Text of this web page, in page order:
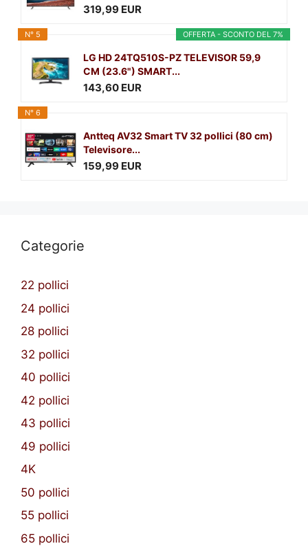
319,99 EUR
OFFERTA - SCONTO DEL 7%
N° 5
LG HD 24TQ510S-PZ TELEVISOR 59,9
CM (23.6") SMART...
143,60 EUR
N° 6
Antteq AV32 Smart TV 32 pollici (80 cm)
Televisore...
159,99 EUR
Categorie
22 pollici
24 pollici
28 pollici
32 pollici
40 pollici
42 pollici
43 pollici
49 pollici
4K
50 pollici
55 pollici
65 pollici